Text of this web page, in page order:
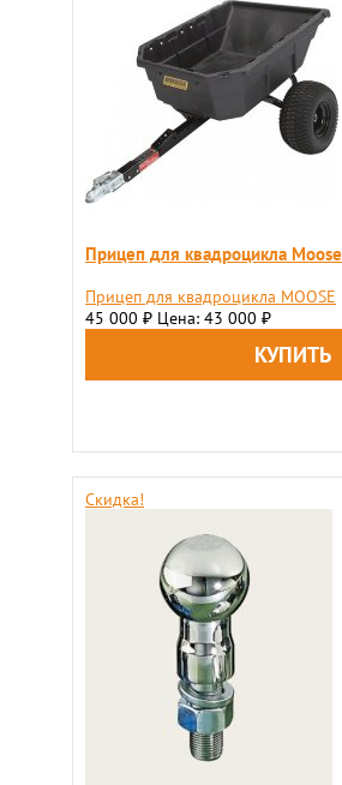
Прицеп для квадроцикла Moose
Прицеп для квадроцикла MOOSE
45 000 ₽ Цена: 43 000 ₽
Скидка!